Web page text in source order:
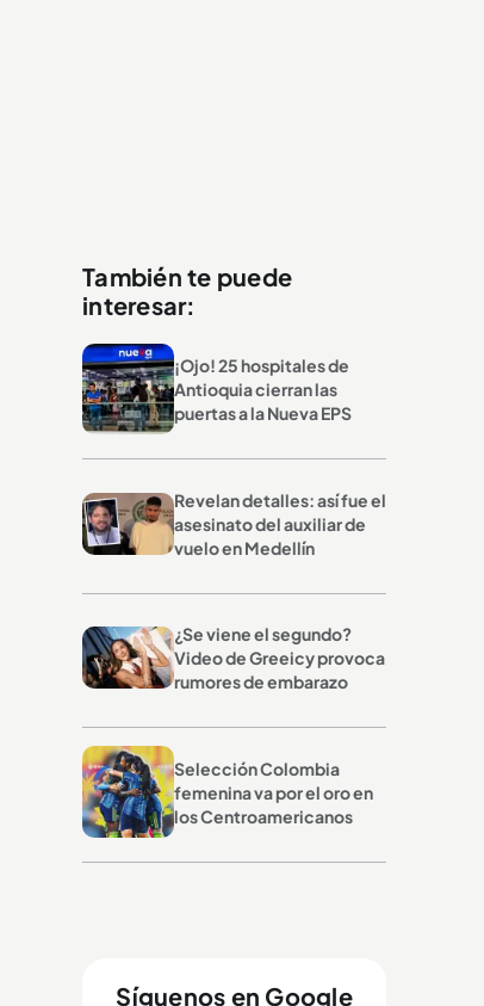
También te puede
interesar:
¡Ojo! 25 hospitales de
Antioquia cierran las
puertas a la Nueva EPS
Revelan detalles: así fue el
asesinato del auxiliar de
vuelo en Medellín
¿Se viene el segundo?
Video de Greeicy provoca
rumores de embarazo
Selección Colombia
femenina va por el oro en
los Centroamericanos
Síguenos en Google